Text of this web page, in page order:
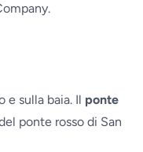
e sulla baia. Il ponte
ponte rosso di San